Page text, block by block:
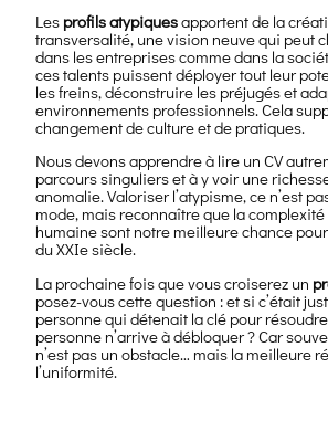
Les profils atypiquesapportent de la
transversalité, une vision neuve qui peut
dans les entreprises comme dans la
ces talents puissent déployer tout leur
les freins, déconstruire les préjugés et
environnements professionnels. Cela
changement de culture et de pratiques.
Nous devons apprendre à lire un CV
parcours singuliers et à y voir une
anomalie. Valoriser l’atypisme, ce n’est
mode, mais reconnaître que la
humaine sont notre meilleure chance
du XXIe siècle.
La prochaine fois que vous croiserez un
posez-vous cette question : et si c’était
personne qui détenait la clé pour
personne n’arrive à débloquer ? Car
n’est pas un obstacle… mais la meilleure
l’uniformité.